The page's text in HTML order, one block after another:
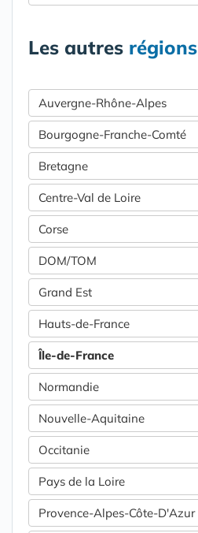
Les autres régions
Auvergne-Rhône-Alpes
Bourgogne-Franche-Comté
Bretagne
Centre-Val de Loire
Corse
DOM/TOM
Grand Est
Hauts-de-France
Île-de-France
Normandie
Nouvelle-Aquitaine
Occitanie
Pays de la Loire
Provence-Alpes-Côte-D'Azur